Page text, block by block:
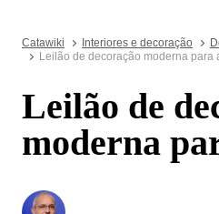
Catawiki Interiores e decoração
Leilão de decoração moderna para
Leilão de
moderna